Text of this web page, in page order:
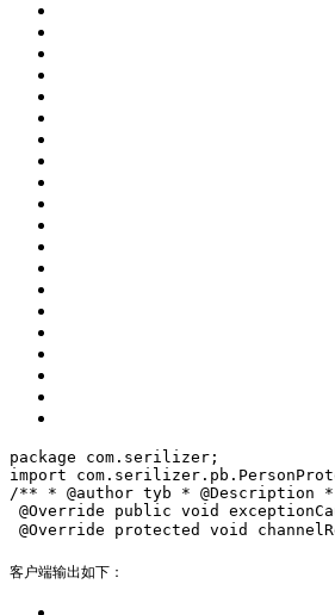
package com.serilizer;
import
/** * @author tyb * @Description *
@Override public void
@Override protected void
客户端输出如下：